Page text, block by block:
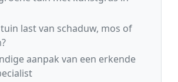
last van schaduw, mos of
aanpak van een erkende